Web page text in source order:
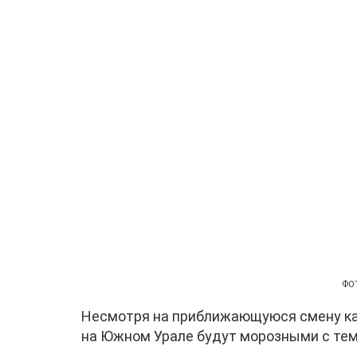
Несмотря на приближающуюся смену
на Южном Урале будут морозными с